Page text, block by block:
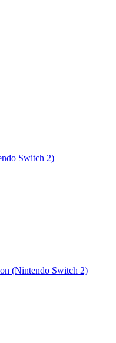
Switch 2)
(Nintendo Switch 2)